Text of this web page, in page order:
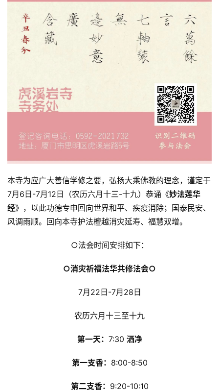
本寺为应广大善信学修之要，弘扬大乘佛教的理念，谨定于
7月6日-7月12日（农历六月十三-十九）恭诵《妙法莲华
经》，以此功德专申回向世界和平、疾疫消除；国泰民安、
风调雨顺。回向本寺护法檀越消灾延寿、福慧双增。
○法会时间安排如下：
○消灾祈福法华共修法会○
7月22日-7月28日
农历六月十三至十九
第一天： 7:30 洒净
第一支香： 8:00-8:50
第二支香： 9:20-10:10